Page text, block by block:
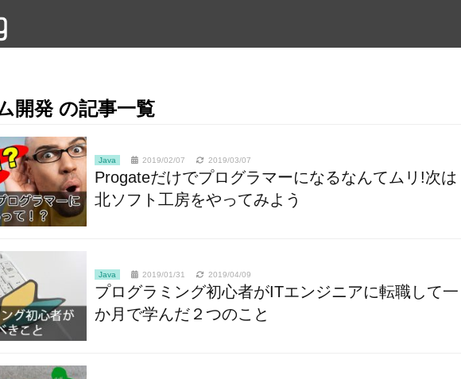
開発 の記事一覧
Java 2019/02/07 2019/03/07
Progateだけでプログラマーになるなんてムリ!次は
北ソフト工房をやってみよう
Java 2019/01/31 2019/04/09
プログラミング初心者がITエンジニアに転職して一
か月で学んだ２つのこと